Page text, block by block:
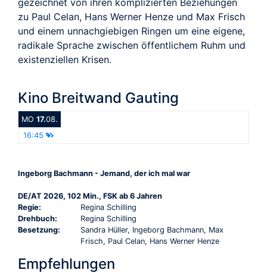
zu Paul Celan, Hans Werner Henze und Max Frisch
und einem unnachgiebigen Ringen um eine eigene,
radikale Sprache zwischen öffentlichem Ruhm und
existenziellen Krisen.
Kino Breitwand Gauting
MO 17.08.
16:45
Ingeborg Bachmann - Jemand, der ich mal war
DE/AT 2026, 102 Min., FSK ab 6 Jahren
Regie:
Regina Schilling
Drehbuch:
Regina Schilling
Besetzung:
Sandra Hüller, Ingeborg Bachmann, Max
Frisch, Paul Celan, Hans Werner Henze
Empfehlungen